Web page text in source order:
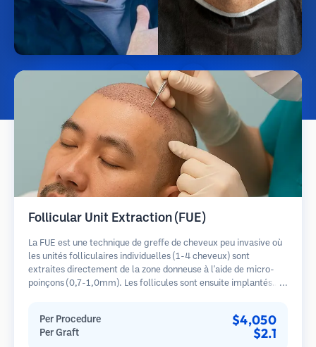
Follicular Unit Extraction (FUE)
La FUE est une technique de greffe de cheveux peu invasive où
les unités folliculaires individuelles (1-4 cheveux) sont
extraites directement de la zone donneuse à l'aide de micro-
poinçons (0,7-1,0mm). Les follicules sont ensuite implantés
guérison plus rapide par rapport aux méthodes de prélèvement
en bandelette.
Per Procedure $4,050
Per Graft $2.1